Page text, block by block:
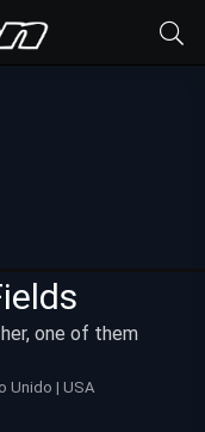
one of them
Unido | USA